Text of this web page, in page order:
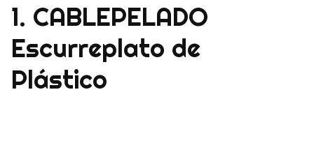
1. CABLEPELADO
Escurreplato de
Plástico